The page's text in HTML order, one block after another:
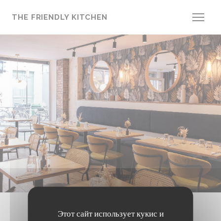
Этот сайт использует кукис и
THE FRIENDLY KITCHEN